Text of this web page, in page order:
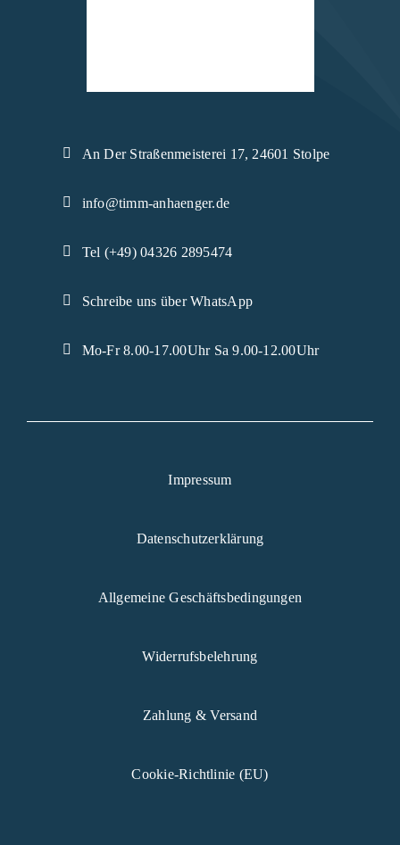
An Der Straßenmeisterei 17, 24601 Stolpe
info@timm-anhaenger.de
Tel (+49) 04326 2895474
Schreibe uns über WhatsApp
Mo-Fr 8.00-17.00Uhr Sa 9.00-12.00Uhr
Impressum
Datenschutzerklärung
Allgemeine Geschäftsbedingungen
Widerrufsbelehrung
Zahlung & Versand
Cookie-Richtlinie (EU)